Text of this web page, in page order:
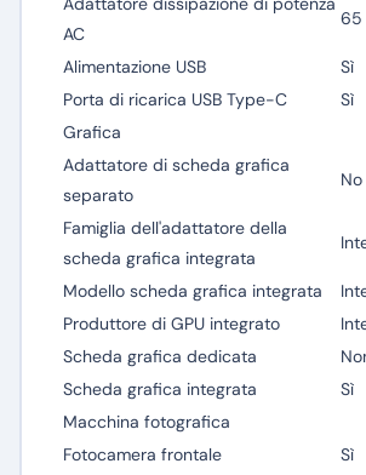
AC
65
Alimentazione USB
Sì
Porta di ricarica USB Type-C
Sì
Grafica
Adattatore di scheda grafica
separato
No
Famiglia dell'adattatore della
scheda grafica integrata
Modello scheda grafica integrata
Produttore di GPU integrato
Scheda grafica dedicata
Scheda grafica integrata
Sì
Macchina fotografica
Fotocamera frontale
Sì